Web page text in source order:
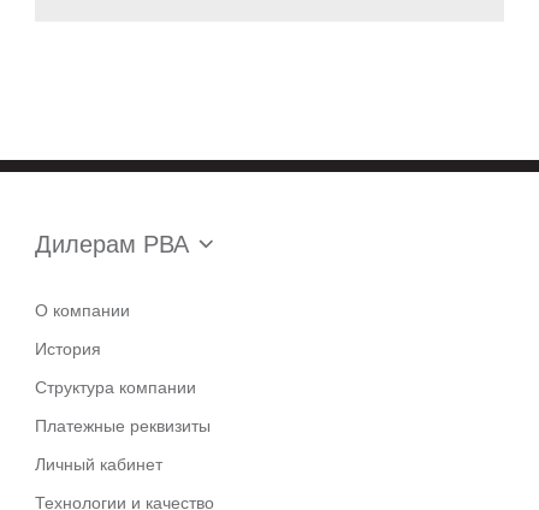
Дилерам РВА
О компании
История
Структура компании
Платежные реквизиты
Личный кабинет
Технологии и качество